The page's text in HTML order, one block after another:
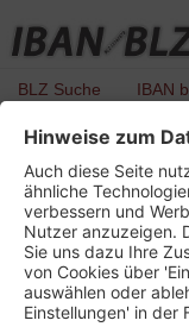
BLZ Suche IBAN
BLZ-Liste
: 693
Bundesland oder
6 - Baden-
BLZ
Hinweise zum
Auch diese Seite
ähnliche
verbessern und
Nutzer anzuzeigen.
Sie uns dazu Ihre
von Cookies über
auswählen oder
Einstellungen' in der